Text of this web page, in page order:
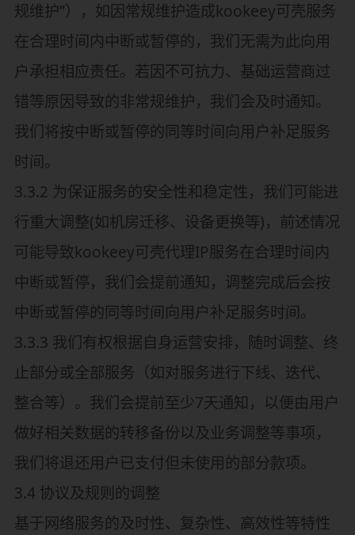
规维护”），如因常规维护造成kookeey可壳服务
在合理时间内中断或暂停的，我们无需为此向用
户承担相应责任。若因不可抗力、基础运营商过
错等原因导致的非常规维护，我们会及时通知。
我们将按中断或暂停的同等时间向用户补足服务
时间。
3.3.2 为保证服务的安全性和稳定性，我们可能进
行重大调整(如机房迁移、设备更换等)，前述情况
可能导致kookeey可壳代理IP服务在合理时间内
中断或暂停，我们会提前通知，调整完成后会按
中断或暂停的同等时间向用户补足服务时间。
3.3.3 我们有权根据自身运营安排，随时调整、终
止部分或全部服务（如对服务进行下线、迭代、
整合等）。我们会提前至少7天通知，以便由用户
做好相关数据的转移备份以及业务调整等事项，
我们将退还用户已支付但未使用的部分款项。
3.4 协议及规则的调整
基于网络服务的及时性、复杂性、高效性等特性